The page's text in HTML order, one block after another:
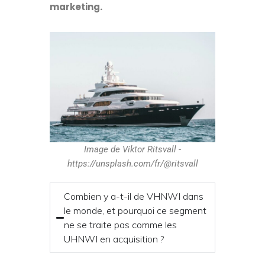
marketing.
Image de Viktor Ritsvall -
https://unsplash.com/fr/@ritsvall
Combien y a-t-il de VHNWI dans
le monde, et pourquoi ce segment
ne se traite pas comme les
UHNWI en acquisition ?